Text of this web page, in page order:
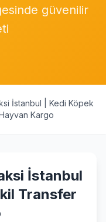
güvenilir
İstanbul | Kedi Köpek
Kargo
İstanbul
Transfer